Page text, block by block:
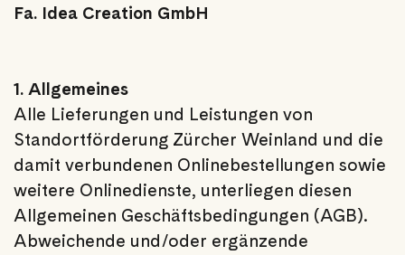
Fa. Idea Creation GmbH
1. Allgemeines
Alle Lieferungen und Leistungen von
Standortförderung Zürcher Weinland und die
damit verbundenen Onlinebestellungen sowie
weitere Onlinedienste, unterliegen diesen
Allgemeinen Geschäftsbedingungen (AGB).
Abweichende und/oder ergänzende